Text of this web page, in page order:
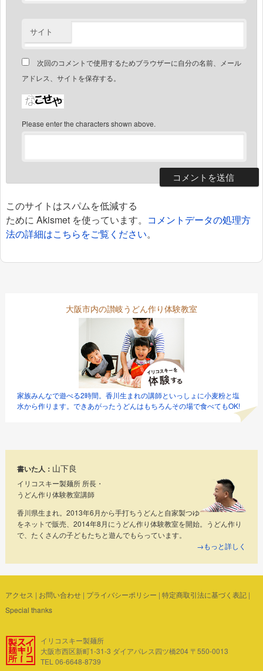
サイト
次回のコメントで使用するためブラウザーに自分の名前、メール
アドレス、サイトを保存する。
Please enter the characters shown above.
このサイトはスパムを低減する
ために Akismet を使っています。 コメントデータの処理方
法の詳細はこちらをご覧ください。
大阪市内の讃岐うどん作り体験教室
家族みんなで遊べる2時間。香川生まれの講師といっしょに小麦粉と塩
水から作ります。できあがったうどんはもちろんその場で食べてもOK!
書いた人： 山下良
イリコスキー製麺所 所長・
うどん作り体験教室講師
香川県生まれ。2013年6月から手打ちうどんと自家製つゆ
をネットで販売、2014年8月にうどん作り体験教室を開始。うどん作り
で、たくさんの子どもたちと遊んでもらっています。
→もっと詳しく
アクセス | お問い合わせ| プライバシーポリシー | 特定商取引法に基づく表記|
Special thanks
イリコスキー製麺所
大阪市西区新町1-31-3 ダイアパレス四ツ橋204 〒550-0013
TEL 06-6648-8739